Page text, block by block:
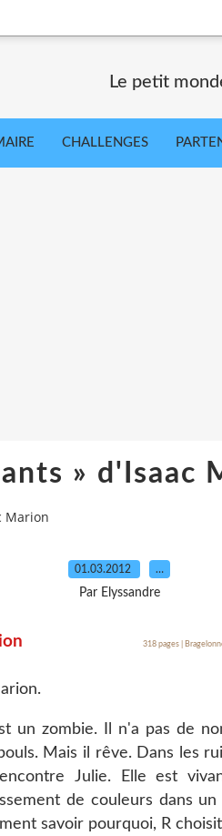
Le petit
CHALLENGES
» d'Isaac
Marion
01.03.2012 …
Par Elyssandre
Marion 318 pages |
un zombie. Il n'a pas de
Mais il rêve. Dans les
Julie. Elle est
de couleurs dans
savoir pourquoi, R